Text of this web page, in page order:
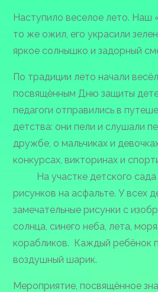
лето
детвора!
Лето
—
славная
пора!»
Наступило веселое лето. Наш
то же ожил, его украсили
яркое солнышко и задорный
По традиции лето начали
посвящённым Дню защиты
педагоги отправились в
детства: они пели и слушали
дружбе, о мальчиках и
конкурсах, викторинах и
На участке детского сада
рисунков на асфальте. У всех
замечательные рисунки с
солнца, синего неба, лета,
корабликов. Каждый ребёнок
воздушный шарик.
Мероприятие, посвящённое